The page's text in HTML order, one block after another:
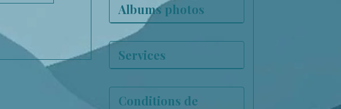
Albums photos
Services
Conditions de